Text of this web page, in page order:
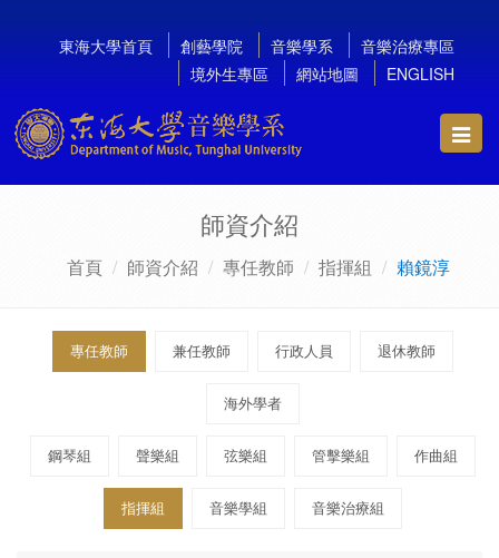
東海大學首頁 創藝學院 音樂學系
音樂治療專區
境外生專區
網站地圖 ENGLISH
師資介紹
首頁 師資介紹 專任教師 指揮組 賴鏡淳
專任教師 兼任教師 行政人員 退休教師
海外學者
鋼琴組 聲樂組 弦樂組 管擊樂組 作曲組
指揮組 音樂學組 音樂治療組